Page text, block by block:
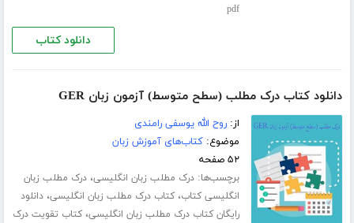
pdf
دانلود کتاب
دانلود کتاب درک مطلب (سطح متوسط) آزمون زبان GER
از:روح الله یوسفی رامندی
موضوع:کتاب‌های آموزش زبان
۵۲ صفحه
برچسب‌ها:درک مطلب زبان انگلیسی،درک مطلب زبان
انگلیسی کتاب،کتاب درک مطلب زبان انگلیسی،دانلود
رایگان کتاب درک مطلب زبان انگلیسی،کتاب تقویت درک